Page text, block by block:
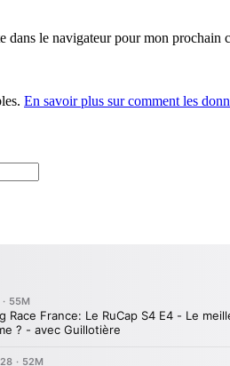
dans le navigateur pour mon prochain
En savoir plus sur comment les